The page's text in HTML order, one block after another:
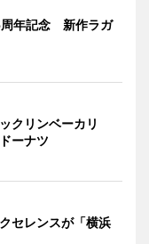
周年記念 新作ラガ
クリンベーカリ
ーナツ
セレンスが「横浜